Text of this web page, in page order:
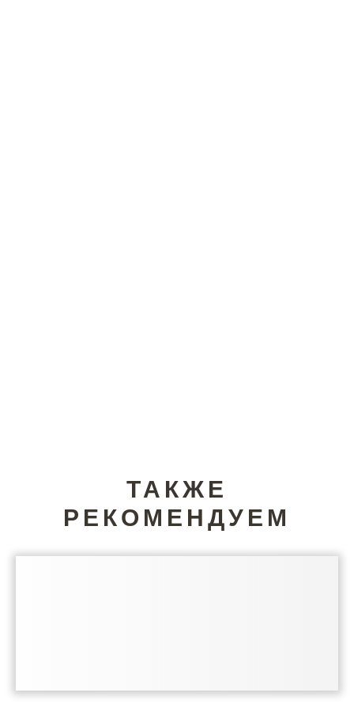
ТАКЖЕ
РЕКОМЕНДУЕМ